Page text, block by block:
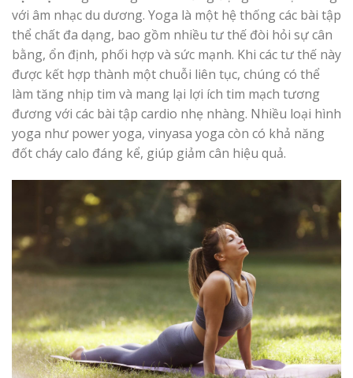
với âm nhạc du dương. Yoga là một hệ thống các bài tập
thể chất đa dạng, bao gồm nhiều tư thế đòi hỏi sự cân
bằng, ổn định, phối hợp và sức mạnh. Khi các tư thế này
được kết hợp thành một chuỗi liên tục, chúng có thể
làm tăng nhịp tim và mang lại lợi ích tim mạch tương
đương với các bài tập cardio nhẹ nhàng. Nhiều loại hình
yoga như power yoga, vinyasa yoga còn có khả năng
đốt cháy calo đáng kể, giúp giảm cân hiệu quả.